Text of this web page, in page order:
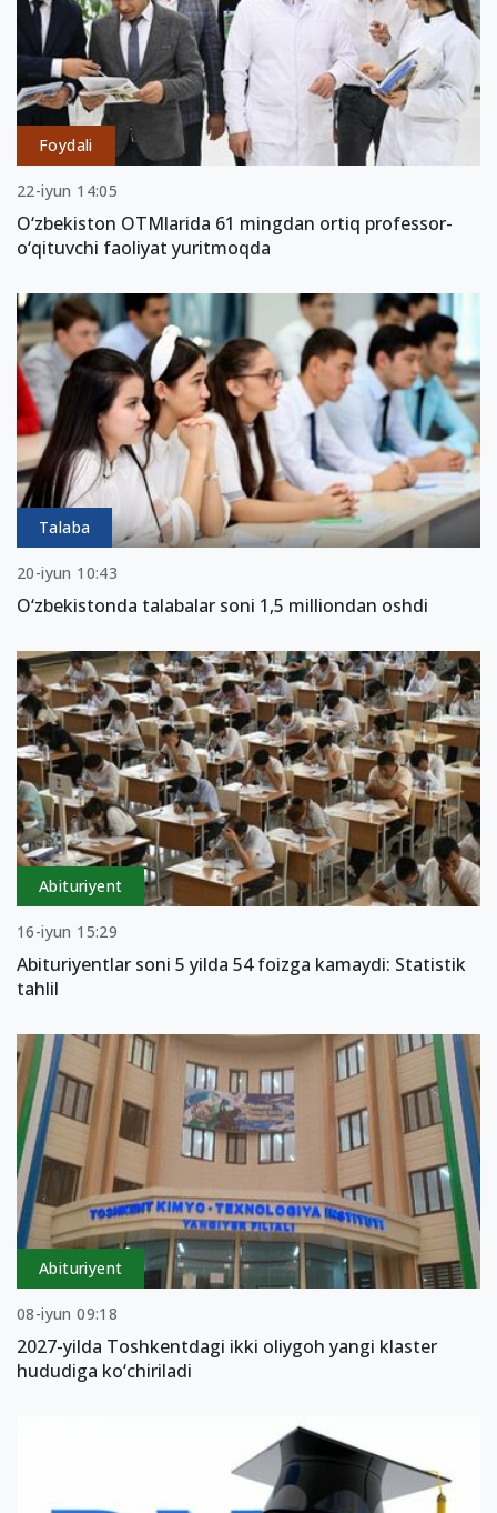
Foydali
22-iyun 14:05
O‘zbekiston OTMlarida 61 mingdan ortiq professor-
o‘qituvchi faoliyat yuritmoqda
Talaba
20-iyun 10:43
O‘zbekistonda talabalar soni 1,5 milliondan oshdi
Abituriyent
16-iyun 15:29
Abituriyentlar soni 5 yilda 54 foizga kamaydi: Statistik
tahlil
Abituriyent
08-iyun 09:18
2027-yilda Toshkentdagi ikki oliygoh yangi klaster
hududiga ko‘chiriladi